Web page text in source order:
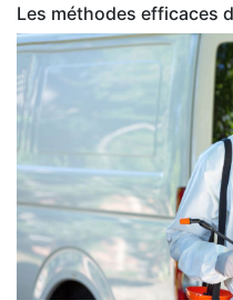
Les méthodes efficaces